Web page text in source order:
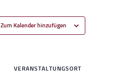
Zum Kalender hinzufügen
VERANSTALTUNGSORT